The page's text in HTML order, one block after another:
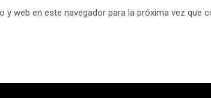
y web en este navegador para la próxima vez que